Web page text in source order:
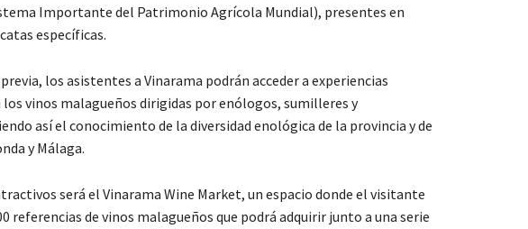
Importante del Patrimonio Agrícola Mundial), presentes en
específicas.
los asistentes a Vinarama podrán acceder a experiencias
vinos malagueños dirigidas por enólogos, sumilleres y
así el conocimiento de la diversidad enológica de la provincia y de
y Málaga.
será el Vinarama Wine Market, un espacio donde el visitante
referencias de vinos malagueños que podrá adquirir junto a una serie